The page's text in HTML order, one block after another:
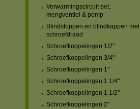
Verwarmingscircuit-set,
mengventiel & pomp
Blindstoppen en blindkappen met
schroefdraad
Schroefkoppelingen 1/2"
Schroefkoppelingen 3/4"
Schroefkoppelingen 1"
Schroefkoppelingen 1 1/4"
Schroefkoppelingen 1 1/2"
Schroefkoppelingen 2"